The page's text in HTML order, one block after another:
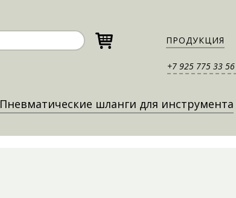
ПРОДУКЦИЯ
+7 925 775 33 56
Пневматические шланги для инструмента